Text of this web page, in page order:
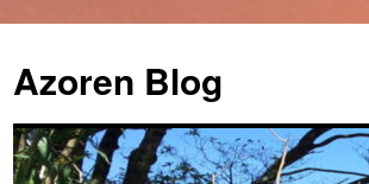
springen
Azoren Blog